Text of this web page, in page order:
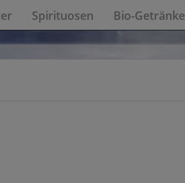
Spirituosen Bio-Getränke